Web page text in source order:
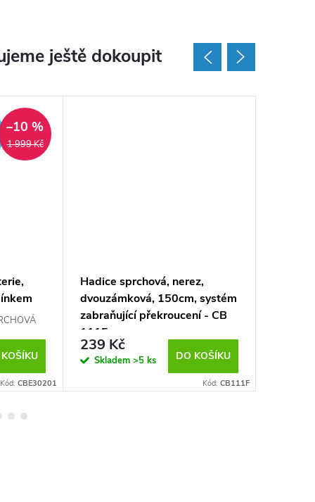
ještě dokoupit
1 999 Kč
–10 %
Kód: CBE30201
Hadice sprchová, nerez,
dvouzámková, 150cm, systém
zabraňující překroucení - CB
111F
239 Kč
Skladem >5 ks DO KOŠÍKU
Kód: CB111F